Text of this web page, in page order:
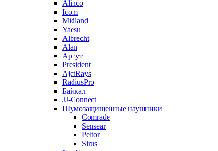
Alinco
Icom
Midland
Yaesu
Albrecht
Alan
Аргут
President
AjetRays
RadiusPro
Байкал
JJ-Connect
Шумозащищенные наушники
Comrade
Sensear
Peltor
Sirus